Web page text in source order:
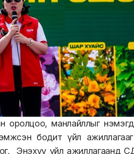
манлайллыг
бодит үйл ажиллагааг
Энэхүү үйл ажиллагаанд